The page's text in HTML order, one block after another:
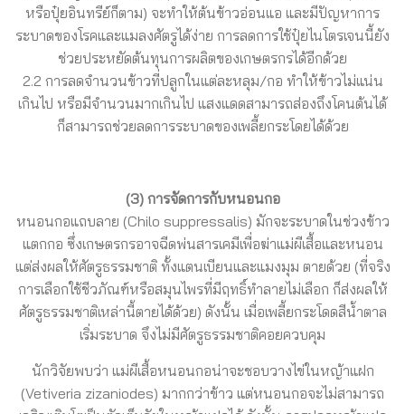
หรือปุ๋ยอินทรีย์ก็ตาม) จะทำให้ต้นข้าวอ่อนแอ และมีปัญหาการ
ระบาดของโรคและแมลงศัตรูได้ง่าย การลดการใช้ปุ๋ยไนโตรเจนนี้ยัง
ช่วยประหยัดต้นทุนการผลิตของเกษตรกรได้อีกด้วย
2.2 การลดจำนวนข้าวที่ปลูกในแต่ละหลุม/กอ ทำให้ข้าวไม่แน่น
เกินไป หรือมีจำนวนมากเกินไป แสงแดดสามารถส่องถึงโคนต้นได้
ก็สามารถช่วยลดการระบาดของเพลี้ยกระโดยได้ด้วย
(3) การจัดการกับหนอนกอ
หนอนกอแถบลาย (Chilo suppressalis) มักจะระบาดในช่วงข้าว
แตกกอ ซึ่งเกษตรกรอาจฉีดพ่นสารเคมีเพื่อฆ่าแม่ผีเสื้อและหนอน
แต่ส่งผลให้ศัตรูธรรมชาติ ทั้งแตนเบียนและแมงมุม ตายด้วย (ที่จริง
การเลือกใช้ชีวภัณฑ์หรือสมุนไพรที่มีฤทธิ์ทำลายไม่เลือก ก็ส่งผลให้
ศัตรูธรรมชาติเหล่านี้ตายได้ด้วย) ดังนั้น เมื่อเพลี้ยกระโดดสีน้ำตาล
เริ่มระบาด จึงไม่มีศัตรูธรรมชาติคอยควบคุม
นักวิจัยพบว่า แม่ผีเสื้อหนอนกอน่าจะชอบวางไข่ในหญ้าแฝก
(Vetiveria zizaniodes) มากกว่าข้าว แต่หนอนกอจะไม่สามารถ